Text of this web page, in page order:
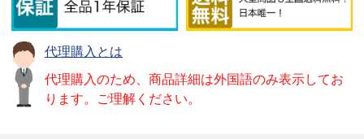
代理購入とは
代理購入のため、商品詳細は外国語のみ表示してお
ります。ご理解ください。